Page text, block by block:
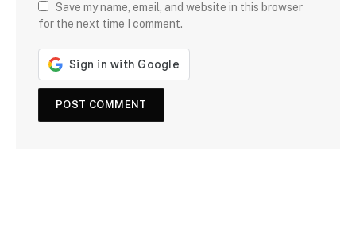
Save my name, email, and website in this browser
for the next time I comment.